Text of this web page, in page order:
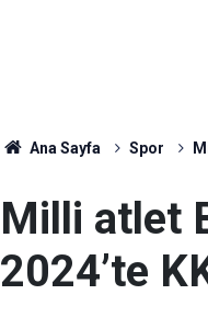
Ana Sayfa Spor
Milli atlet
2024’te